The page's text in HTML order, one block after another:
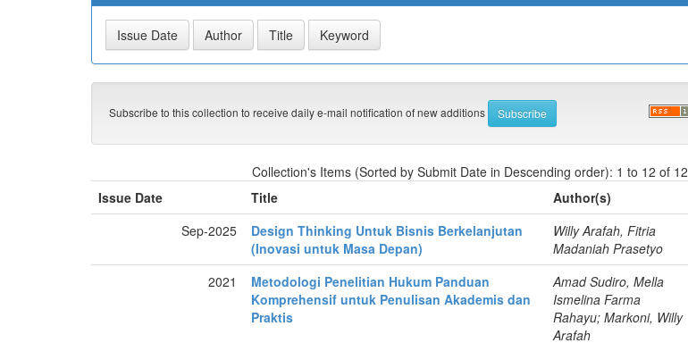
Subscribe to this collection to receive daily e-mail notification of new additions
Collection's Items (Sorted by Submit Date in Descending order): 1 to 12 of 12
Issue Date
Title Author(s)
Sep-2025
Design Thinking Untuk Bisnis Berkelanjutan
(Inovasi untuk Masa Depan)
Willy Arafah, Fitria
Madaniah Prasetyo
2021
Metodologi Penelitian Hukum Panduan
Komprehensif untuk Penulisan Akademis dan
Praktis
Amad Sudiro, Mella
Ismelina Farma
Rahayu; Markoni, Willy
Arafah